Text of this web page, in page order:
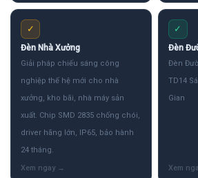
✓
Đèn Nhà Xưởng
Giải pháp chiếu sáng công
nghiệp thế hệ mới cho nhà
xưởng, kho bãi, nhà máy sản
xuất. Chip SMD 2835 chống chói,
driver hãng lớn, IP65, bảo hành
24 tháng.
✓
Đèn
Đèn
TD14
Gian